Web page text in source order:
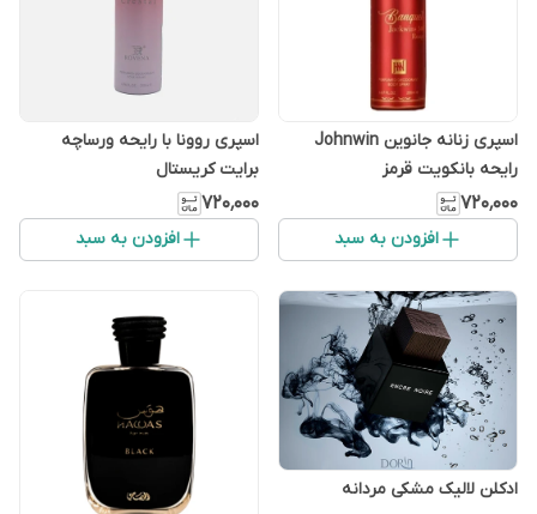
اسپری زنانه جانوین Johnwin
رایحه بانکویت قرمز
۷۲۰٬۰۰۰
افزودن به سبد
اسپری روونا با رایحه ورساچه
برایت کریستال
۷۲۰٬۰۰۰
افزودن به سبد
ادکلن لالیک مشکی مردانه